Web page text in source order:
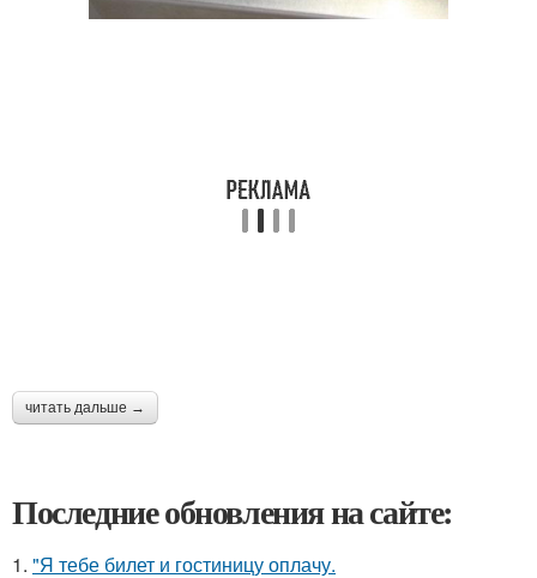
читать дальше →
Последние обновления на сайте:
1. "Я тебе билет и гостиницу оплачу.